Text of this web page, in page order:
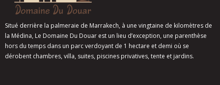
Situé derrière la palmeraie de Marrakech, à une vingtaine de kilomètres de
la Médina, Le Domaine Du Douar est un lieu d’exception, une parenthèse
hors du temps dans un parc verdoyant de 1 hectare et demi où se
dérobent chambres, villa, suites, piscines privatives, tente et jardins.